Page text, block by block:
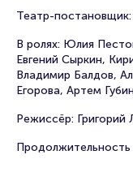
Театр-постановщик:
В ролях: Юлия
Евгений Сыркин,
Владимир Балдов,
Егорова, Артем
Режиссёр: Григорий